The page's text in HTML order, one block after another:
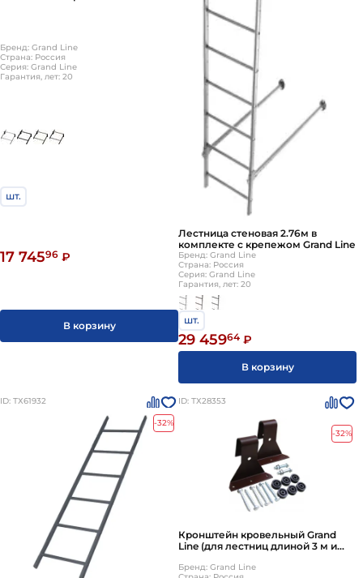
Бренд: Grand Line
Страна: Россия
Серия: Grand Line
Гарантия, лет: 20
шт.
17 74596 ₽
В корзину
Лестница стеновая 2.76м в
комплекте с крепежом Grand Line
Бренд: Grand Line
Страна: Россия
Серия: Grand Line
Гарантия, лет: 20
шт.
29 45964 ₽
В корзину
ID: ТХ61932
-32%
ID: ТХ28353
-32%
Кронштейн кровельный Grand
Line (для лестниц длиной 3 м и
Бренд: Grand Line